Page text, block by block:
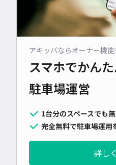
アキッパならオーナー機
スマホでかん
駐車場運営
1台分のスペースでも
完全無料で駐車場運用
詳し